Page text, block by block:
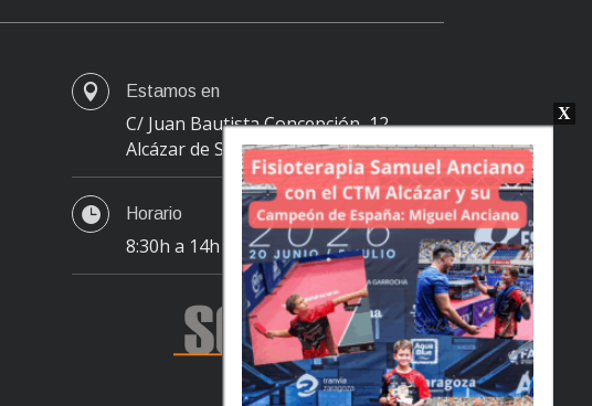
 Estamos en
C/ Juan Bautista Concepción, 12
Alcázar de San Juan
 Horario
8:30h a 14h | 15:30h 18:30h